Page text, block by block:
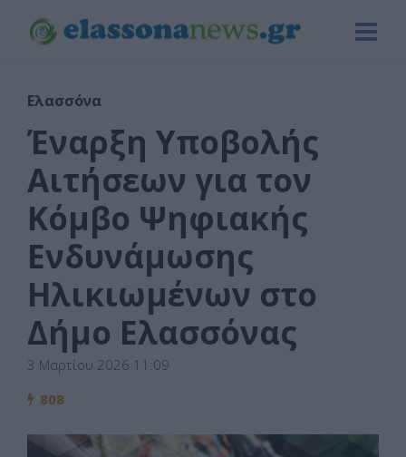
Ελασσόνα
Έναρξη Υποβολής
Αιτήσεων για τον
Κόμβο Ψηφιακής
Ενδυνάμωσης
Ηλικιωμένων στο
Δήμο Ελασσόνας
3 Μαρτίου 2026 11:09
808